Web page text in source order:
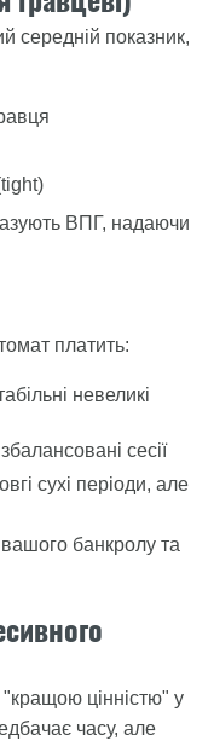
середній показник,
ВПГ, надаючи
платить:
невеликі
збалансовані сесії
сухі періоди, але
банкролу та
цінністю" у
часу, але